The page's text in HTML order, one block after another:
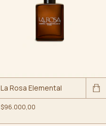
La Rosa Elemental
$96.000,00